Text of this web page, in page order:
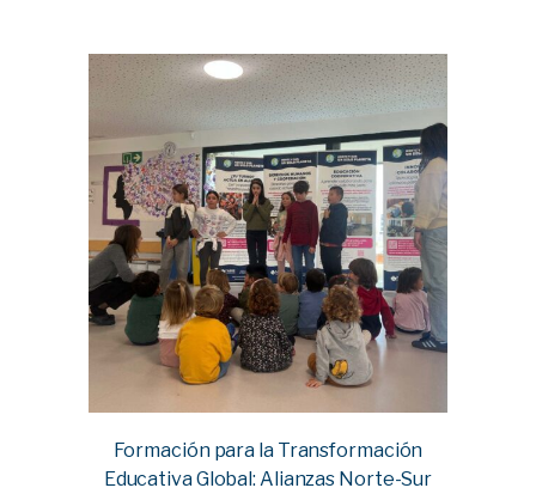
Formación para la Transformación
Educativa Global: Alianzas Norte-Sur